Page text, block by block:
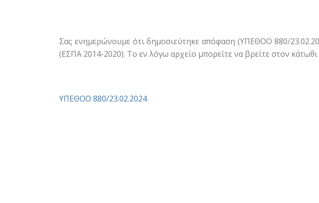
Σας ενημερώνουμε ότι δημοσιεύτηκε απόφαση (ΥΠΕΘΟΟ 880/
(ΕΣΠΑ 2014-2020). Το εν λόγω αρχείο μπορείτε να βρείτε στον
ΥΠΕΘΟΟ 880/23.02.2024